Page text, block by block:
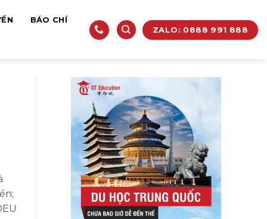
BÁO CHÍ
ZALO: 0888 991 888